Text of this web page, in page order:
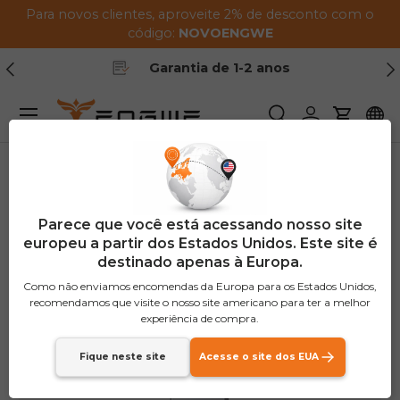
Pular para o conteúdo
Para novos clientes, aproveite 2% de desconto com o
código: NOVOENGWE
Anterior
Garantia de 1-2 anos
ProcurarConecte-se
Menu
Parece que você está acessando nosso site
europeu a partir dos Estados Unidos. Este site é
destinado apenas à Europa.
Como não enviamos encomendas da Europa para os Estados Unidos,
recomendamos que visite o nosso site americano para ter a melhor
experiência de compra.
Fique neste site Acesse o site dos EUA